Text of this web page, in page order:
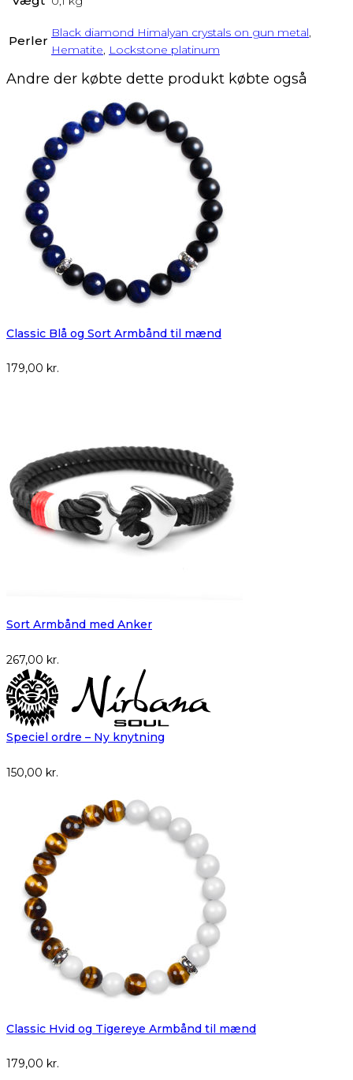
Perler
Black diamond Himalyan crystals on gun metal,
Hematite, Lockstone platinum
Andre der købte dette produkt købte også
Classic Blå og Sort Armbånd til mænd
179,00 kr.
Sort Armbånd med Anker
267,00 kr.
Speciel ordre – Ny knytning
150,00 kr.
Classic Hvid og Tigereye Armbånd til mænd
179,00 kr.